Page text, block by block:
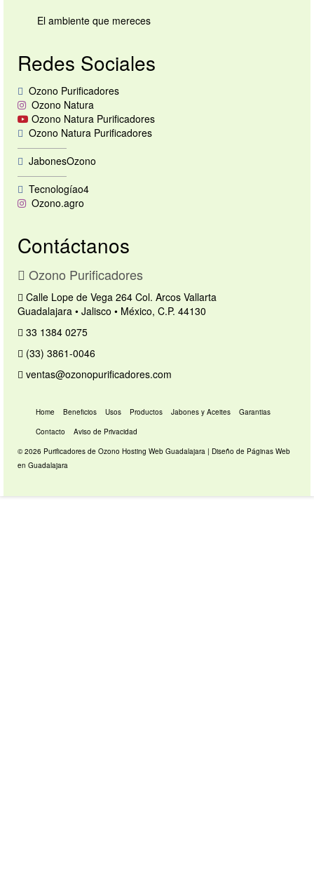
El ambiente que mereces
Redes Sociales
Ozono Purificadores
Ozono Natura
Ozono Natura Purificadores
Ozono Natura Purificadores
—————
JabonesOzono
—————
Tecnologíao4
Ozono.agro
Contáctanos
Ozono Purificadores
Calle Lope de Vega 264 Col. Arcos Vallarta
Guadalajara • Jalisco • México, C.P. 44130
33 1384 0275
(33) 3861-0046
ventas@ozonopurificadores.com
Home Beneficios Usos Productos Jabones y Aceites
Garantias
Contacto
Aviso de Privacidad
© 2026 Purificadores de Ozono Hosting Web Guadalajara | Diseño de Páginas Web
en Guadalajara